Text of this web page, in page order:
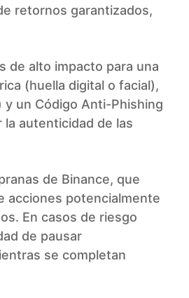
retornos garantizados,
de alto impacto para una
(huella digital o facial),
un Código Anti-Phishing
autenticidad de las
de Binance, que
acciones potencialmente
En casos de riesgo
de pausar
se completan